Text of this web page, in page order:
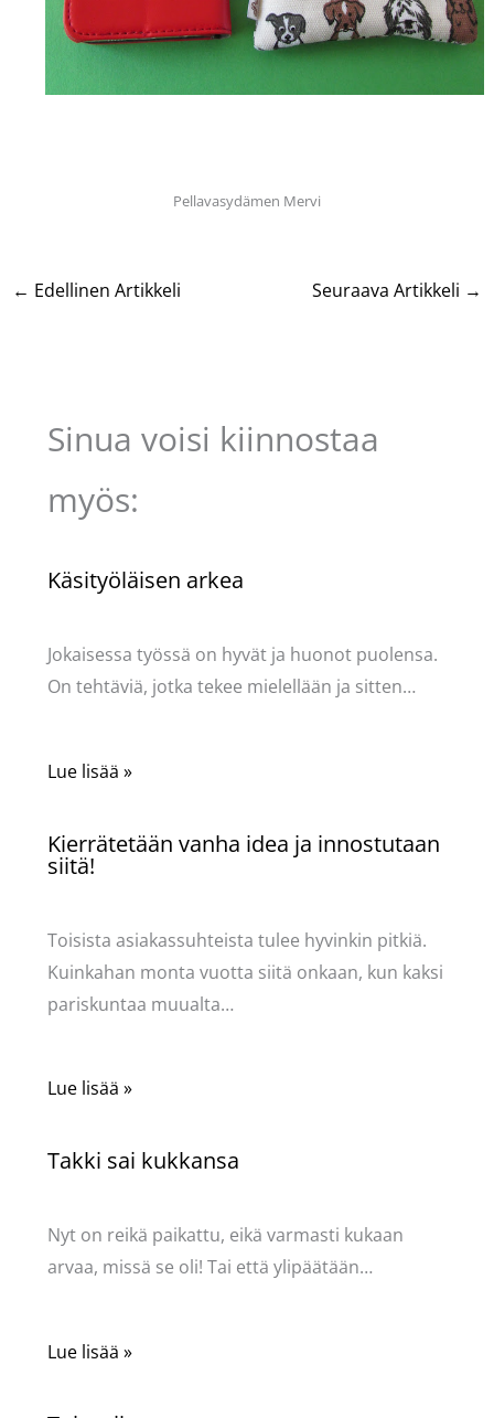
Pellavasydämen Mervi
← Edellinen Artikkeli Seuraava Artikkeli →
Sinua voisi kiinnostaa
myös:
Käsityöläisen arkea
Jokaisessa työssä on hyvät ja huonot puolensa.
On tehtäviä, jotka tekee mielellään ja sitten…
Lue lisää »
Kierrätetään vanha idea ja innostutaan
siitä!
Toisista asiakassuhteista tulee hyvinkin pitkiä.
Kuinkahan monta vuotta siitä onkaan, kun kaksi
pariskuntaa muualta…
Lue lisää »
Takki sai kukkansa
Nyt on reikä paikattu, eikä varmasti kukaan
arvaa, missä se oli! Tai että ylipäätään…
Lue lisää »